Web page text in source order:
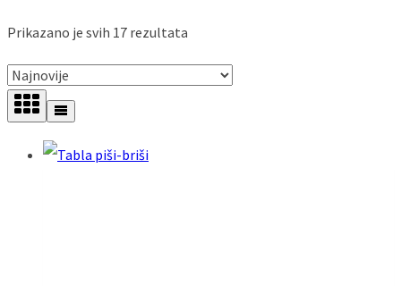
Prikazano je svih 17 rezultata
by
latest